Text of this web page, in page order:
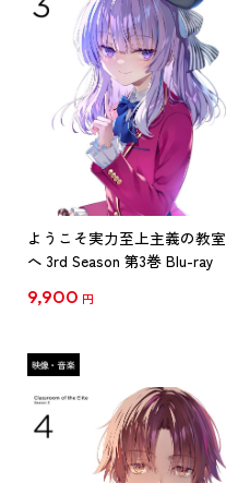
ようこそ実力至上主義の教室
へ 3rd Season 第3巻 Blu-ray
9,900 円